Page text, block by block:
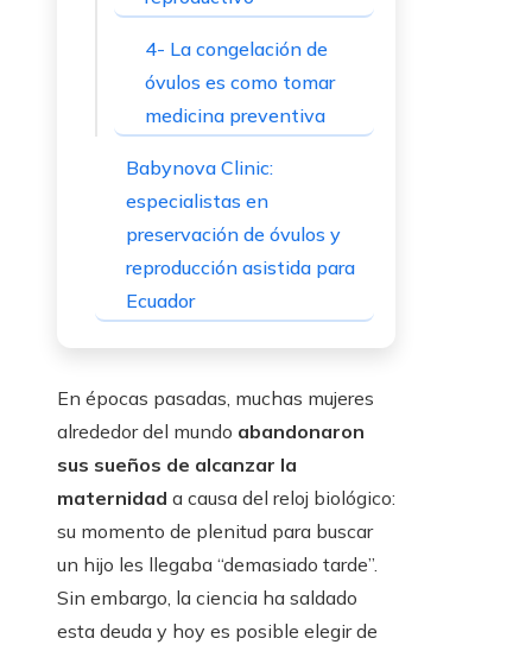
4- La congelación de
óvulos es como tomar
medicina preventiva
Babynova Clinic:
especialistas en
preservación de óvulos y
reproducción asistida para
Ecuador
En épocas pasadas, muchas mujeres
alrededor del mundo abandonaron
sus sueños de alcanzar la
maternidad a causa del reloj biológico:
su momento de plenitud para buscar
un hijo les llegaba “demasiado tarde”.
Sin embargo, la ciencia ha saldado
esta deuda y hoy es posible elegir de